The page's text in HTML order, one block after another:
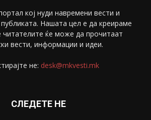
коj нуди навремени вести и
Нашата цел е да креираме
читателите ќе може да прочитаат
вести, информации и идеи.
не: desk@mkvesti.mk
СЛЕДЕТЕ НЕ